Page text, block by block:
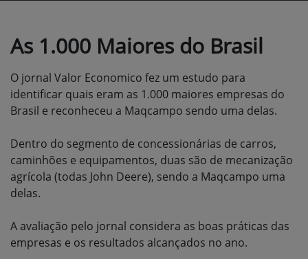
As 1.000 Maiores do Brasil
O jornal Valor Economico fez um estudo para
identificar quais eram as 1.000 maiores empresas do
Brasil e reconheceu a Maqcampo sendo uma delas.
Dentro do segmento de concessionárias de carros,
caminhões e equipamentos, duas são de mecanização
agrícola (todas John Deere), sendo a Maqcampo uma
delas.
A avaliação pelo jornal considera as boas práticas das
empresas e os resultados alcançados no ano.